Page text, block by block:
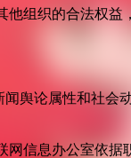
组织的合法权
舆论属性和社
信息办公室依